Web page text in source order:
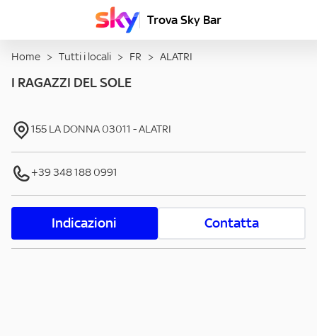
Trova Sky Bar
Home > Tutti i locali > FR > ALATRI
I RAGAZZI DEL SOLE
155 LA DONNA 03011 -ALATRI
+39 348 188 0991
Indicazioni Contatta